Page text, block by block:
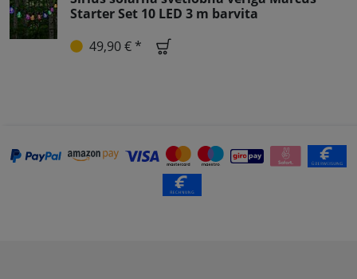
Starter Set 10 LED 3 m barvita
49,90 € *